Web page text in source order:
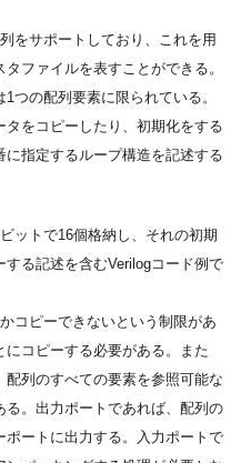
をサポートしており、これを用
ファイルを表すことができる。
つの配列要素に限られている。
をコピーしたり、初期化をする
指定するループ構造を記述する
ットで16個格納し、それの初期
る記述を含むVerilogコード例で
コピーできないという制限があ
コピーする必要がある。また
列のすべての要素を参照可能な
。出力ポートであれば、配列の
ートに出力する。入力ポートで